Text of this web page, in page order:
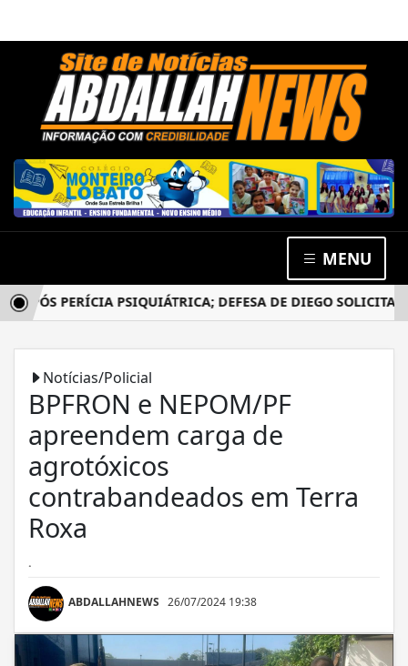
MENU
PERÍCIA PSIQUIÁTRICA; DEFESA DE DIEGO SOLICITA
Notícias/Policial
BPFRON e NEPOM/PF
apreendem carga de
agrotóxicos
contrabandeados em Terra
Roxa
.
ABDALLAHNEWS 26/07/2024 19:38